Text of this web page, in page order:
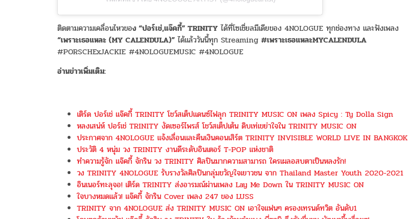
ติดตามความเคลื่อนไหวของ “ปอร์เช่,แจ๊คกี้” TRINITY ได้ที่โซเชี่ยลมีเดียของ 4NOLOGUE ทุกช่องทาง และฟังเพลง
“เพราะเธอแหละ (MY CALENDULA)” ได้แล้ววันนี้ทุก Streaming #เพราะเธอแหละMYCALENDULA
#PORSCHExJACKIE #4NOLOGUEMUSIC #4NOLOGUE
อ่านข่าวเพิ่มเติม:
เติร์ด ปอร์เช่ แจ๊คกี้ TRINITY โชว์สเต็ปแดนซ์ไฟลุก TRINITY MUSIC ON เพลง Spicy : Ty Dolla Sign
หลงเสน่ห์ ปอร์เช่ TRINITY งัดเซอร์ไพรส์ โชว์สเต็ปเต้น ดิบเท่เขย่าใจใน TRINITY MUSIC ON
ประกาศจาก 4NOLOGUE แจ้งเลื่อนและคืนเงินคอนเสิร์ต TRINITY INVISIBLE WORLD LIVE IN BANGKOK
ประวัติ 4 หนุ่ม วง TRINITY งานดีระดับอินเตอร์ T-POP แห่งชาติ
ทำความรู้จัก แจ๊คกี้ จักริน วง TRINITY ศิลปินมากความสามารถ ใครเผลอสบตาเป็นหลงรัก!
วง TRINITY 4NOLOGUE รับรางวัลศิลปินกลุ่มขวัญใจเยาวชน จาก Thailand Master Youth 2020-2021
อินเนอร์ทะลุจอ! เติร์ด TRINITY ส่งอารมณ์ผ่านเพลง Lay Me Down ใน TRINITY MUSIC ON
ใจบางหมดแล้ว! แจ๊คกี้ จักริน Cover เพลง 247 ของ LUSS
TRINITY จาก 4NOLOGUE ส่ง TRINITY MUSIC ON เอาใจแฟนๆ ครองเทรนด์ทวิต อันดับ1